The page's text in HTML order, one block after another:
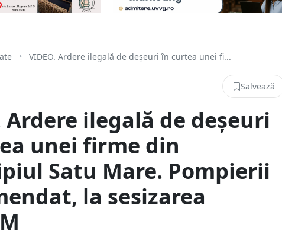
• VIDEO. Ardere ilegală de deșeuri în curtea unei fi...
Salvează
Ardere ilegală de deșeuri
unei firme din
Satu Mare. Pompierii
la sesizarea